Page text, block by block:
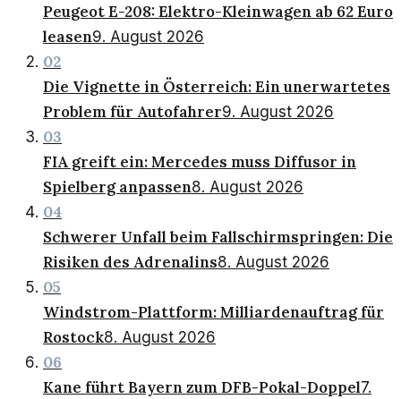
Peugeot E-208: Elektro-Kleinwagen ab 62 Euro
leasen9. August 2026
02
Die Vignette in Österreich: Ein unerwartetes
Problem für Autofahrer9. August 2026
03
FIA greift ein: Mercedes muss Diffusor in
Spielberg anpassen8. August 2026
04
Schwerer Unfall beim Fallschirmspringen: Die
Risiken des Adrenalins8. August 2026
05
Windstrom-Plattform: Milliardenauftrag für
Rostock8. August 2026
06
Kane führt Bayern zum DFB-Pokal-Doppel7.